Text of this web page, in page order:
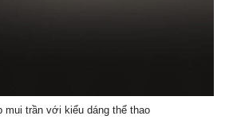
mui trần với kiểu dáng thể thao